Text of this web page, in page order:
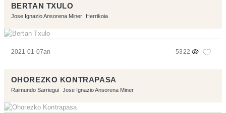
BERTAN TXULO
Jose Ignazio Ansorena Miner Herrikoia
2021-01-07an 5322
OHOREZKO KONTRAPASA
Raimundo Sarriegui Jose Ignazio Ansorena Miner